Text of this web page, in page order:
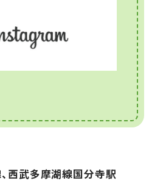
西武多摩湖線国分寺駅